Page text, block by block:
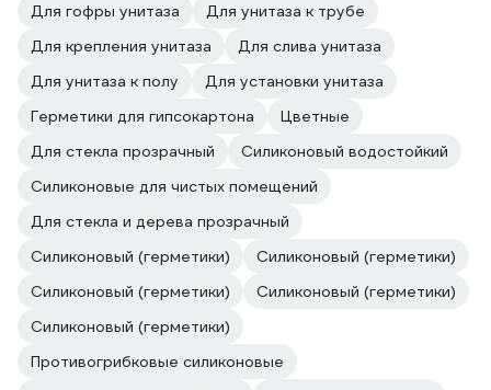
Для гофры унитаза
Для унитаза к трубе
Для крепления унитаза
Для слива унитаза
Для унитаза к полу
Для установки унитаза
Герметики для гипсокартона
Цветные
Для стекла прозрачный
Силиконовый водостойкий
Силиконовые для чистых помещений
Для стекла и дерева прозрачный
Силиконовый (герметики)
Силиконовый (герметики)
Силиконовый (герметики)
Силиконовый (герметики)
Силиконовый (герметики)
Противогрибковые силиконовые